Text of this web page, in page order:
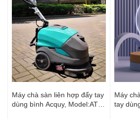
Máy chà sàn liên hợp đẩy tay
dùng bình Acquy, Model:AT-
Máy
tay